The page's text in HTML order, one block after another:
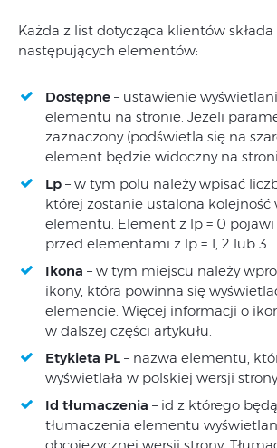
Każda z list dotycząca klientów składa
następujących elementów:
Dostępne – ustawienie
elementu na stronie. Jeżeli
zaznaczony (podświetla się na
element będzie widoczny na
Lp – w tym polu należy wpisać
której zostanie ustalona kolejność
elementu. Element z lp = 0 pojawi
przed elementami z lp = 1, 2 lub 3.
Ikona – w tym miejscu należy
ikony, która powinna się
elemencie. Więcej informacji o
w dalszej części artykułu.
Etykieta PL – nazwa elementu,
wyświetlała w polskiej wersji
Id tłumaczenia – id z którego
tłumaczenia elementu